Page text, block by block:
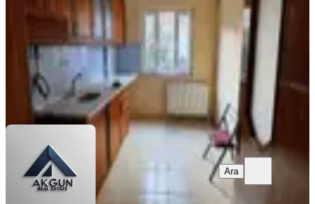
16.000 ₺
Akgün Emlak Bilal Başyiğit
Ara